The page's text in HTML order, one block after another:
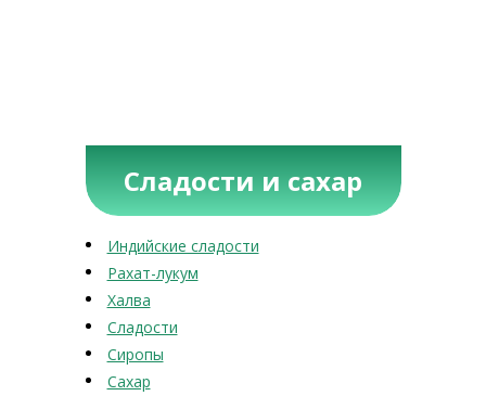
Сладости и сахар
Индийские сладости
Рахат-лукум
Халва
Сладости
Сиропы
Сахар